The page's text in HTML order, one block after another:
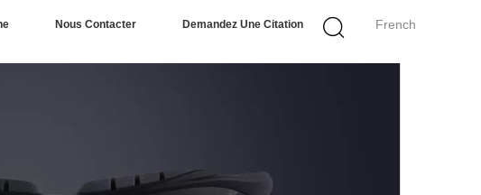
French
Nous Contacter Demandez Une Citation